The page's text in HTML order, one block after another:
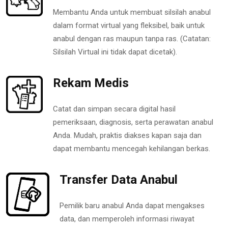
Membantu Anda untuk membuat silsilah anabul
dalam format virtual yang fleksibel, baik untuk
anabul dengan ras maupun tanpa ras. (Catatan:
Silsilah Virtual ini tidak dapat dicetak).
Rekam Medis
Catat dan simpan secara digital hasil
pemeriksaan, diagnosis, serta perawatan anabul
Anda. Mudah, praktis diakses kapan saja dan
dapat membantu mencegah kehilangan berkas.
Transfer Data Anabul
Pemilik baru anabul Anda dapat mengakses
data, dan memperoleh informasi riwayat